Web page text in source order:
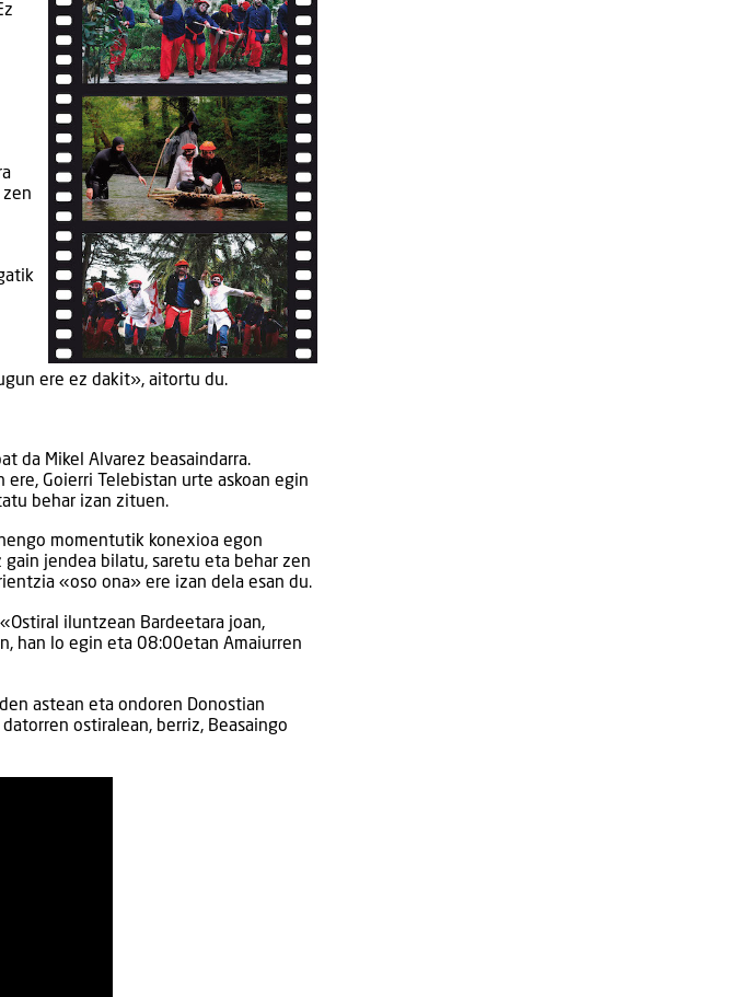
ere ez dakit», aitortu du.
da Mikel Alvarez beasaindarra.
Goierri Telebistan urte askoan egin
behar izan zituen.
momentutik konexioa egon
jendea bilatu, saretu eta behar zen
«oso ona» ere izan dela esan du.
iluntzean Bardeetara joan,
han lo egin eta 08:00etan Amaiurren
astean eta ondoren Donostian
ostiralean, berriz, Beasaingo